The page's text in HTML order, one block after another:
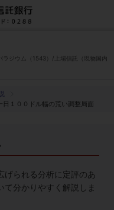
日１００ドル幅の荒い調整局面
げられる分析に定評のあ
て分かりやすく解説しま
ジウム（1543）/上場信託（現物国内
とは
わせ